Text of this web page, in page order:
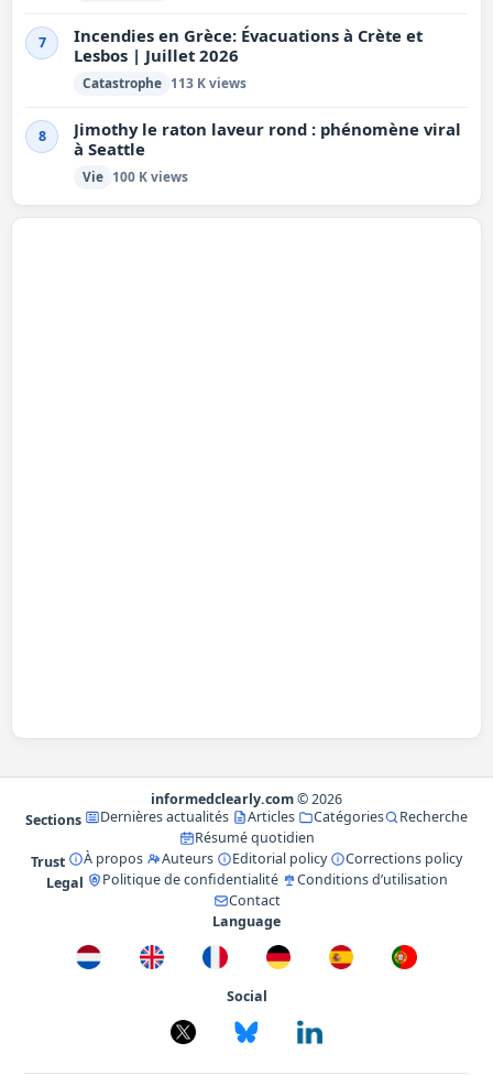
7
Incendies en Grèce: Évacuations à Crète et
Lesbos | Juillet 2026
Catastrophe 113 K views
8
Jimothy le raton laveur rond : phénomène viral
à Seattle
Vie 100 K views
informedclearly.com© 2026
Sections
Dernières actualités Articles Catégories
Recherche
Résumé quotidien
Trust
À propos Auteurs Editorial policy
Corrections policy
Legal
Politique de confidentialité
Conditions d’utilisation
Contact
Language
Social